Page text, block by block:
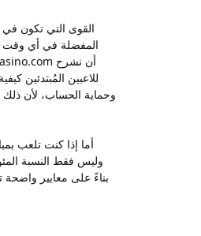
القوى التي تكون في
المفضلة في أي وقت
للاعبين المُبتدئين
أما إذا كنت تلعب
وليس فقط النسبة
بناءً على معايير واضحة